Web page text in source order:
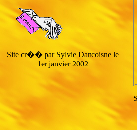
Site cr�� par Sylvie Dancoisne le
1er janvier 2002